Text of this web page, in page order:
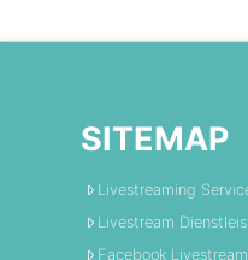
SITEMAP
Livestreaming
Livestream
Facebook